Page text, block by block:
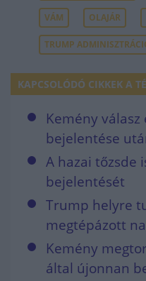
VÁM OLAJÁR
TRUMP
KAPCSOLÓDÓ CIKKEK A
Kemény
bejelentése
A hazai tőzsde
bejelentését
Trump helyre
megtépázott
Kemény
által újonnan